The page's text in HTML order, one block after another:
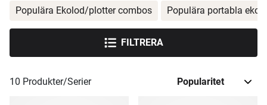
10 Produkter/Serier
Populära Ekolod/plotter combos Populära portabla
FILTRERA